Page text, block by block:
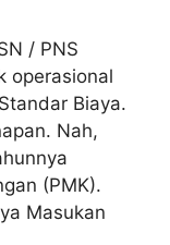
/ PNS
operasional
Biaya.
Nah,
(PMK).
Masukan